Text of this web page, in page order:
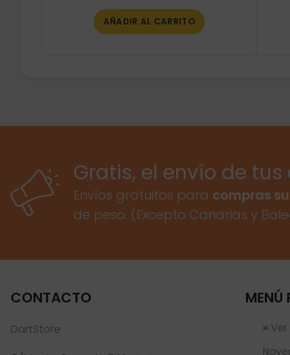
AÑADIR AL CARRITO
Gratis, el envío de
Envíos gratuitos para compras
de peso. (Excepto Canarias y
CONTACTO
DartStore
MENÚ
≡